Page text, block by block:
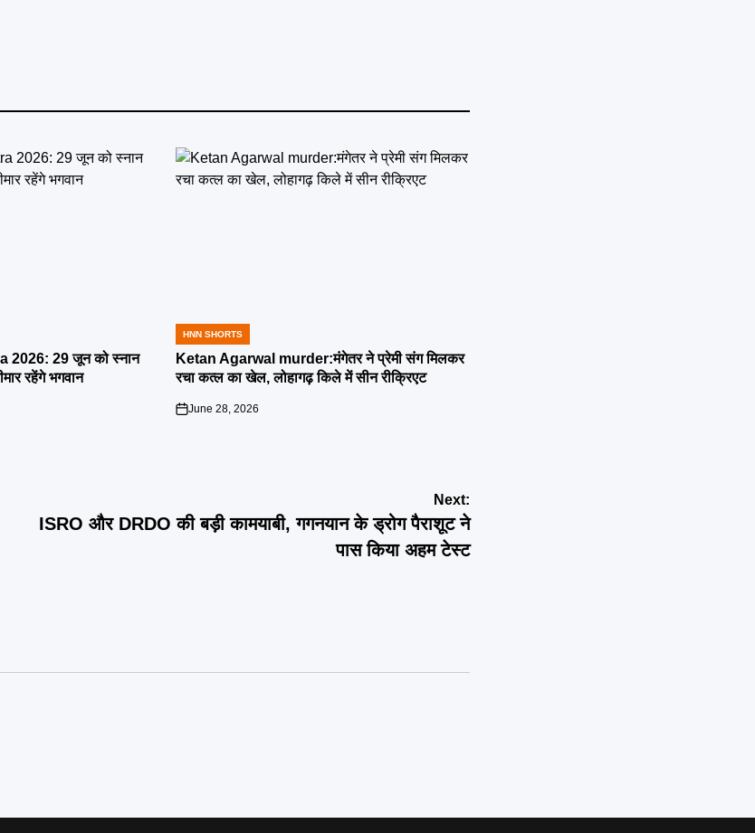
29 जून को स्नान
रहेंगे भगवान
POSTED
IN
HNN SHORTS
Ketan Agarwal murder:मंगेतर ने प्रेमी संग मिलकर
रचा कत्ल का खेल, लोहागढ़ किले में सीन रीक्रिएट
on
June 28, 2026
Next:
ISRO और DRDO की बड़ी कामयाबी, गगनयान के ड्रोग पैराशूट ने
पास किया अहम टेस्ट